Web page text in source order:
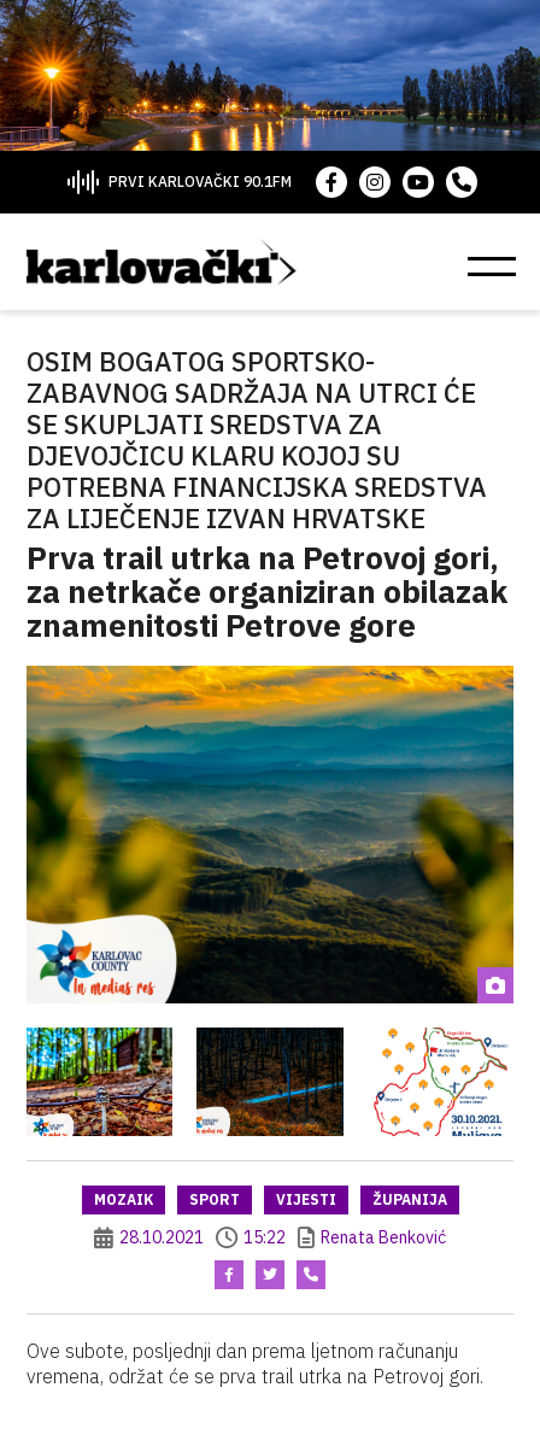
PRVI KARLOVAČKI 90.1FM
OSIM BOGATOG SPORTSKO-
ZABAVNOG SADRŽAJA NA UTRCI ĆE
SE SKUPLJATI SREDSTVA ZA
DJEVOJČICU KLARU KOJOJ SU
POTREBNA FINANCIJSKA SREDSTVA
ZA LIJEČENJE IZVAN HRVATSKE
Prva trail utrka na Petrovoj gori,
za netrkače organiziran obilazak
znamenitosti Petrove gore
MOZAIK SPORT VIJESTI ŽUPANIJA
28.10.2021 15:22 Renata Benković
Ove subote, posljednji dan prema ljetnom računanju
vremena, održat će se prva trail utrka na Petrovoj gori.